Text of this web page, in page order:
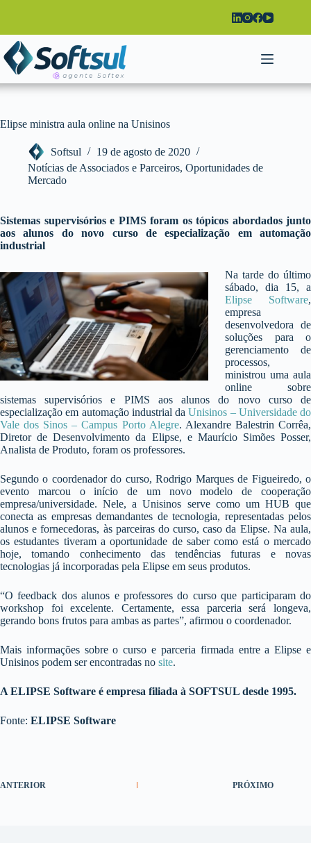
conteúdo
Elipse ministra aula online na Unisinos
Softsul
19 de agosto de 2020
Notícias de Associados e Parceiros, Oportunidades de
Mercado
Sistemas supervisórios e PIMS foram os tópicos abordados junto
aos alunos do novo curso de especialização em automação
industrial
Na tarde do último
sábado, dia 15, a
Elipse Software,
empresa
desenvolvedora de
soluções para o
gerenciamento de
processos,
ministrou uma aula
online sobre
sistemas supervisórios e PIMS aos alunos do novo curso de
especialização em automação industrial daUnisinos – Universidade do
Vale dos Sinos – Campus Porto Alegre. Alexandre Balestrin Corrêa,
Diretor de Desenvolvimento da Elipse, e Maurício Simões Posser,
Analista de Produto, foram os professores.
Segundo o coordenador do curso, Rodrigo Marques de Figueiredo, o
evento marcou o início de um novo modelo de cooperação
empresa/universidade. Nele, a Unisinos serve como um HUB que
conecta as empresas demandantes de tecnologia, representadas pelos
alunos e fornecedoras, às parceiras do curso, caso da Elipse. Na aula,
os estudantes tiveram a oportunidade de saber como está o mercado
hoje, tomando conhecimento das tendências futuras e novas
tecnologias já incorporadas pela Elipse em seus produtos.
“O feedback dos alunos e professores do curso que participaram do
workshop foi excelente. Certamente, essa parceria será longeva,
gerando bons frutos para ambas as partes”, afirmou o coordenador.
Mais informações sobre o curso e parceria firmada entre a Elipse e
Unisinos podem ser encontradas no site.
A ELIPSE Software é empresa filiada à SOFTSUL desde 1995.
Fonte: ELIPSE Software
ANTERIOR PRÓXIMO